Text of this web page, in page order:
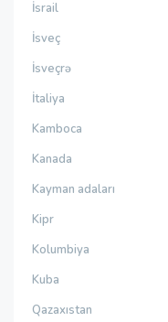
İsrail
İsveç
İsveçrə
İtaliya
Kamboca
Kanada
Kayman adaları
Kipr
Kolumbiya
Kuba
Qazaxıstan